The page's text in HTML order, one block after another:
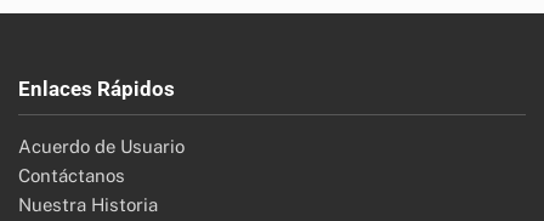
Enlaces Rápidos
Acuerdo de Usuario
Contáctanos
Nuestra Historia